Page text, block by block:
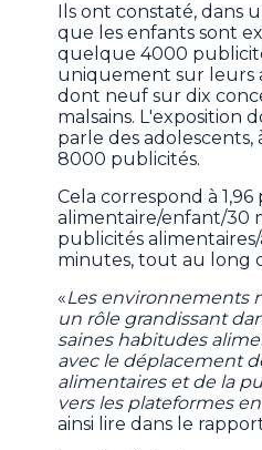
Ils ont constaté, dans
que les enfants sont
quelque 4000
uniquement sur leurs
dont neuf sur dix
malsains. L'exposition
parle des
8000 publicités.
Cela correspond à
alimentaire/enfant/30
publicités
minutes, tout au long
«Les environnements
un rôle grandissant
saines habitudes
avec le déplacement
alimentaires et de la
vers les plateformes
ainsi lire dans le